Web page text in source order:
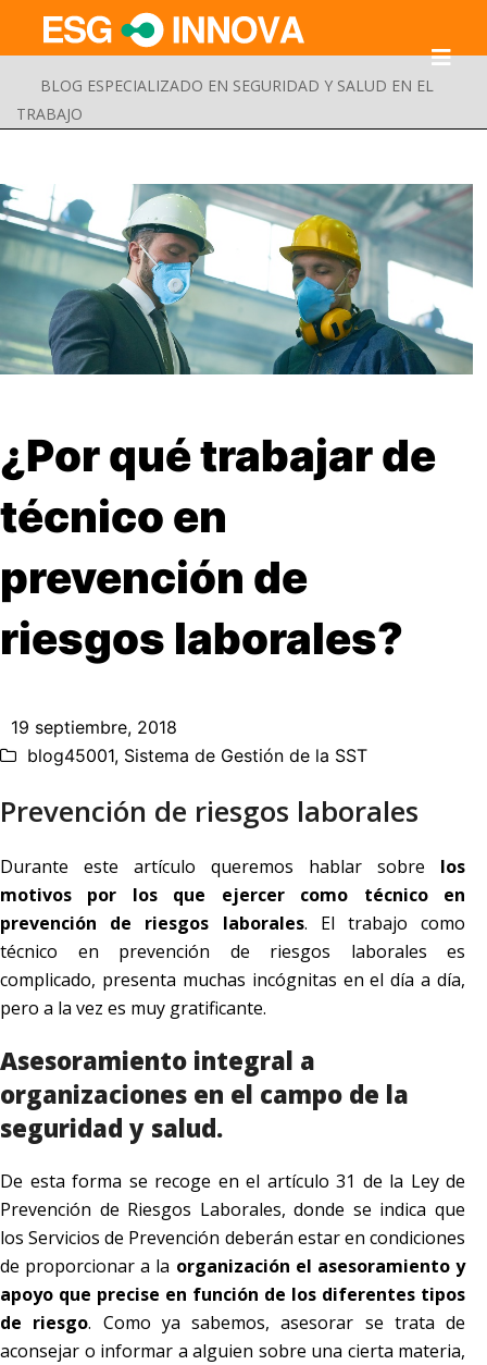
BLOG ESPECIALIZADO EN SEGURIDAD Y SALUD EN EL
TRABAJO
Buscar
¿Por qué trabajar de
técnico en
prevención de
riesgos laborales?
19 septiembre, 2018
blog45001, Sistema de Gestión de la SST
Prevención de riesgos laborales
Durante este artículo queremos hablar sobre los
motivos por los que ejercer como técnico en
prevención de riesgos laborales. El trabajo como
técnico en prevención de riesgos laborales es
complicado, presenta muchas incógnitas en el día a día,
pero a la vez es muy gratificante.
Asesoramiento integral a
organizaciones en el campo de la
seguridad y salud.
De esta forma se recoge en el artículo 31 de la Ley de
Prevención de Riesgos Laborales, donde se indica que
los Servicios de Prevención deberán estar en condiciones
de proporcionar a la organización el asesoramiento y
apoyo que precise en función de los diferentes tipos
de riesgo. Como ya sabemos, asesorar se trata de
aconsejar o informar a alguien sobre una cierta materia,